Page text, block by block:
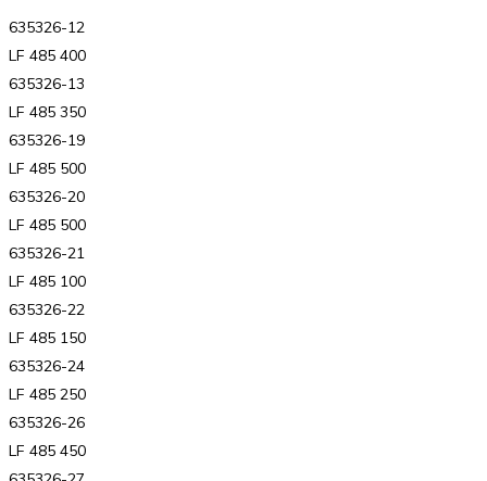
635326-12
LF 485 400
635326-13
LF 485 350
635326-19
LF 485 500
635326-20
LF 485 500
635326-21
LF 485 100
635326-22
LF 485 150
635326-24
LF 485 250
635326-26
LF 485 450